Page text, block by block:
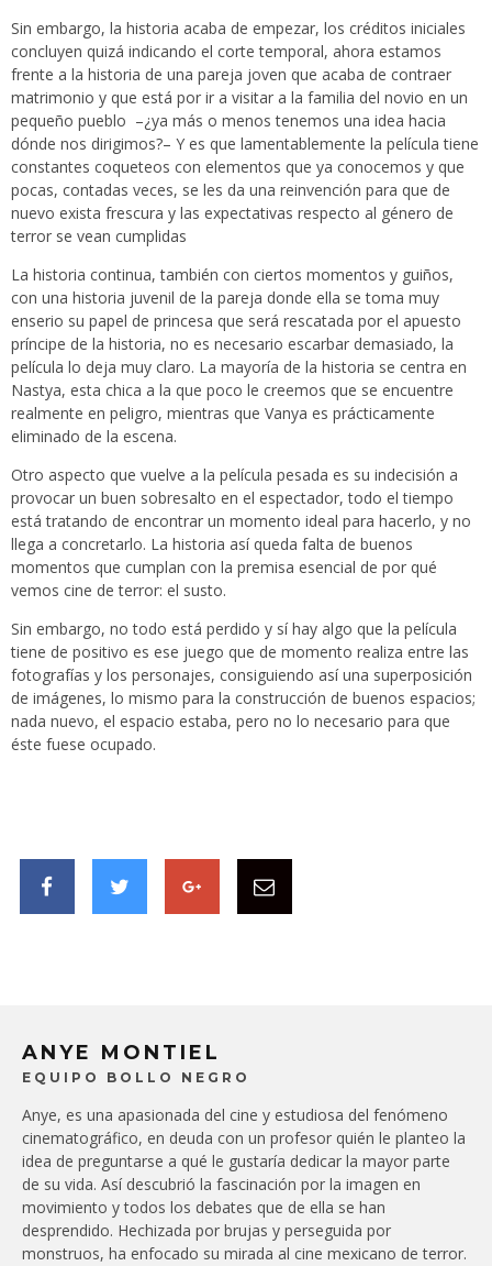
Sin embargo, la historia acaba de empezar, los créditos iniciales
concluyen quizá indicando el corte temporal, ahora estamos
frente a la historia de una pareja joven que acaba de contraer
matrimonio y que está por ir a visitar a la familia del novio en un
pequeño pueblo –¿ya más o menos tenemos una idea hacia
dónde nos dirigimos?– Y es que lamentablemente la película tiene
constantes coqueteos con elementos que ya conocemos y que
pocas, contadas veces, se les da una reinvención para que de
nuevo exista frescura y las expectativas respecto al género de
terror se vean cumplidas
La historia continua, también con ciertos momentos y guiños,
con una historia juvenil de la pareja donde ella se toma muy
enserio su papel de princesa que será rescatada por el apuesto
príncipe de la historia, no es necesario escarbar demasiado, la
película lo deja muy claro. La mayoría de la historia se centra en
Nastya, esta chica a la que poco le creemos que se encuentre
realmente en peligro, mientras que Vanya es prácticamente
eliminado de la escena.
Otro aspecto que vuelve a la película pesada es su indecisión a
provocar un buen sobresalto en el espectador, todo el tiempo
está tratando de encontrar un momento ideal para hacerlo, y no
llega a concretarlo. La historia así queda falta de buenos
momentos que cumplan con la premisa esencial de por qué
vemos cine de terror: el susto.
Sin embargo, no todo está perdido y sí hay algo que la película
tiene de positivo es ese juego que de momento realiza entre las
fotografías y los personajes, consiguiendo así una superposición
de imágenes, lo mismo para la construcción de buenos espacios;
nada nuevo, el espacio estaba, pero no lo necesario para que
éste fuese ocupado.
ANYE MONTIEL
EQUIPO BOLLO NEGRO
Anye, es una apasionada del cine y estudiosa del fenómeno
cinematográfico, en deuda con un profesor quién le planteo la
idea de preguntarse a qué le gustaría dedicar la mayor parte
de su vida. Así descubrió la fascinación por la imagen en
movimiento y todos los debates que de ella se han
desprendido. Hechizada por brujas y perseguida por
monstruos, ha enfocado su mirada al cine mexicano de terror.